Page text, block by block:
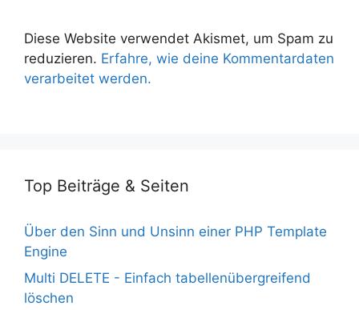
Diese Website verwendet Akismet, um Spam zu
reduzieren. Erfahre, wie deine Kommentardaten
verarbeitet werden.
Top Beiträge & Seiten
Über den Sinn und Unsinn einer PHP Template
Engine
Multi DELETE - Einfach tabellenübergreifend
löschen